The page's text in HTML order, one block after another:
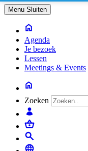
Menu Sluiten
Agenda
Je bezoek
Lessen
Meetings & Events
Zoeken